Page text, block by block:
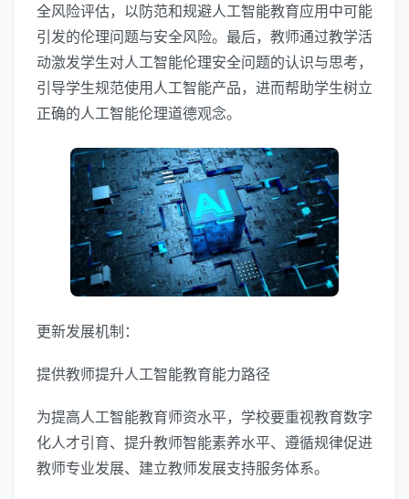
全风险评估，以防范和规避人工智能教育应用中可能
引发的伦理问题与安全风险。最后，教师通过教学活
动激发学生对人工智能伦理安全问题的认识与思考，
引导学生规范使用人工智能产品，进而帮助学生树立
正确的人工智能伦理道德观念。
更新发展机制：
提供教师提升人工智能教育能力路径
为提高人工智能教育师资水平，学校要重视教育数字
化人才引育、提升教师智能素养水平、遵循规律促进
教师专业发展、建立教师发展支持服务体系。